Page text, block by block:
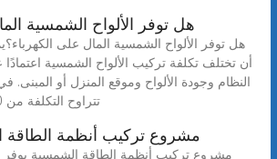
هل توفر الألواح الشمسية
أن تختلف تكلفة تركيب الألواح الشمسية
النظام وجودة الألواح وموقع المنزل أو
تتراوح التكلفة من 10 دولارات أمريكية أو
مشروع تركيب أنظمة الطاقة
مشروع تركيب أنظمة الطاقة الشمسية